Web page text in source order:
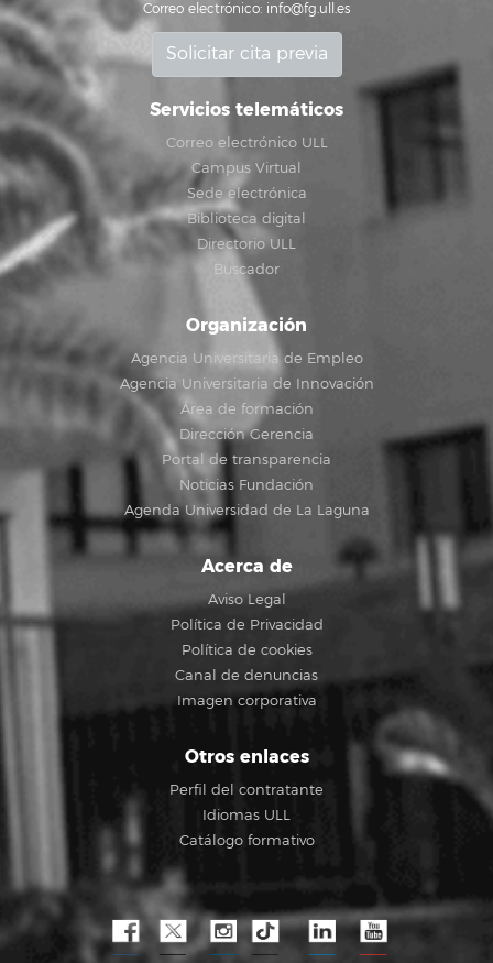
Correo electrónico: info@fg.ull.es
Solicitar cita previa
Servicios telemáticos
Correo electrónico ULL
Campus Virtual
Sede electrónica
Biblioteca digital
Directorio ULL
Buscador
Organización
Agencia Universitaria de Empleo
Agencia Universitaria de Innovación
Área de formación
Dirección Gerencia
Portal de transparencia
Noticias Fundación
Agenda Universidad de La Laguna
Acerca de
Aviso Legal
Política de Privacidad
Política de cookies
Canal de denuncias
Imagen corporativa
Otros enlaces
Perfil del contratante
Idiomas ULL
Catálogo formativo